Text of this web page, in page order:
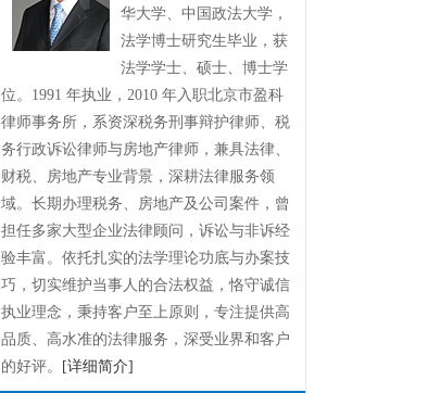
华大学、中国政法大学，
法学博士研究生毕业，获
法学学士、硕士、博士学
位。1991 年执业，2010 年入职北京市盈科
律师事务所，系资深税务刑事辩护律师、税
务行政诉讼律师与房地产律师，兼具法律、
财税、房地产专业背景，深耕法律服务领
域。长期办理税务、房地产及公司案件，曾
担任多家大型企业法律顾问，诉讼与非诉经
验丰富。依托扎实的法学理论功底与办案技
巧，切实维护当事人的合法权益，恪守诚信
执业理念，秉持客户至上原则，专注提供高
品质、高水准的法律服务，深受业界和客户
的好评。
[详细简介]